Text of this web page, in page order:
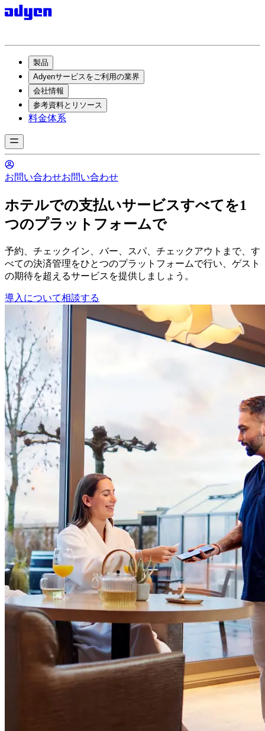
製品
Adyenサービスをご利用の業界
会社情報
参考資料とリソース
料金体系
お問い合わせお問い合わせ
ホテルでの支払いサービスすべてを1
つのプラットフォームで
予約、チェックイン、バー、スパ、チェックアウトまで、す
べての決済管理をひとつのプラットフォームで行い、ゲスト
の期待を超えるサービスを提供しましょう。
導入について相談する